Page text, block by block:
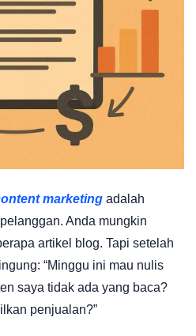
marketing adalah
Anda mungkin
artikel blog. Tapi setelah
“Minggu ini mau nulis
saya tidak ada yang baca?
penjualan?”